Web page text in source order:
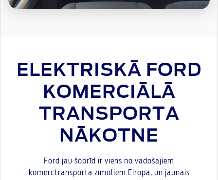
ELEKTRISKĀ FORD
KOMERCIĀLĀ
TRANSPORTA
NĀKOTNE
Ford jau šobrīd ir viens no vadošajiem
komerctransporta zīmoliem Eiropā, un jaunais